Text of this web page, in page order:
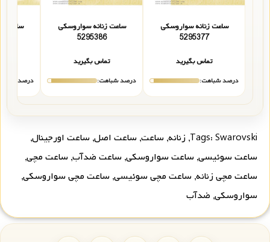
ساعت زنانه سواروسکی
5295377
تماس بگیرید
درصد شباهت:
ساعت زنانه سواروسکی
5295386
تماس بگیرید
درصد شباهت:
ساعت
درصد
Tags: Swarovski
, زنانه, ساعت, ساعت اصل, ساعت اورجینال,
ساعت سوئیسی, ساعت سواروسکی, ساعت ضدآب, ساعت مچی,
ساعت مچی زنانه, ساعت مچی سوئیسی, ساعت مچی سواروسکی,
سواروسکی, ضدآب